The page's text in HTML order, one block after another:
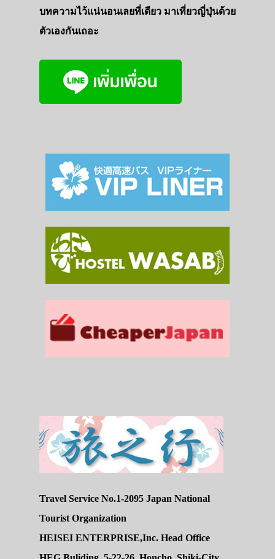
บทความไว้แน่นอนเลยที่เดียว มาเที่ยวญี่ปุ่นด้วย
ตัวเองกันเถอะ
Travel Service No.1-2095 Japan National
Tourist Organization
HEISEI ENTERPRISE,Inc. Head Office